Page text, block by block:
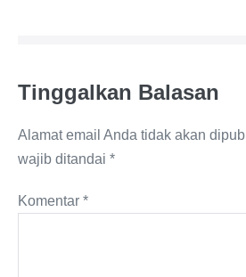
Tinggalkan Balasan
Alamat email Anda tidak akan
wajib ditandai *
Komentar *